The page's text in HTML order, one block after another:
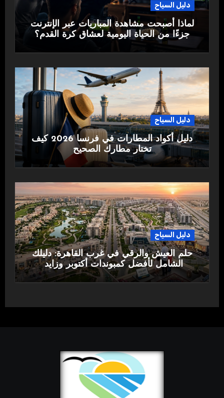
دليل السياح
لماذا أصبحت مشاهدة المباريات عبر الإنترنت
جزءًا من الحياة اليومية لعشاق كرة القدم؟
دليل السياح
دليل أكواد المطارات في فرنسا 2026 كيف
تختار مطارك الصحيح
دليل السياح
حلم العيش والرقي في غرب القاهرة: دليلك
الشامل لأفضل كمبوندات أكتوبر وزايد